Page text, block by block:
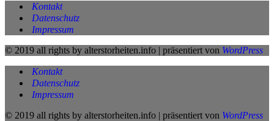
Kontakt
Datenschutz
Impressum
© 2019 all rights by alterstorheiten.info | präsentiert von WordPress
Kontakt
Datenschutz
Impressum
© 2019 all rights by alterstorheiten.info | präsentiert von WordPress